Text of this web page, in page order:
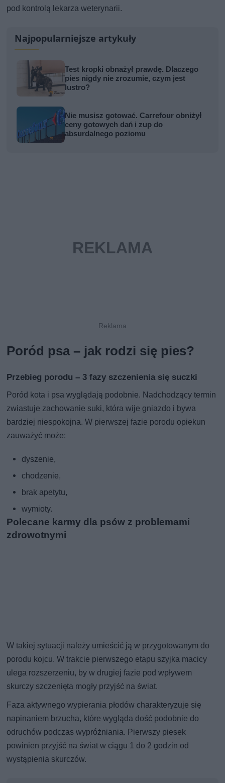
pod kontrolą lekarza weterynarii.
Najpopularniejsze artykuły
Test kropki obnażył prawdę. Dlaczego
pies nigdy nie zrozumie, czym jest
lustro?
Nie musisz gotować. Carrefour obniżył
ceny gotowych dań i zup do
absurdalnego poziomu
Poród psa – jak rodzi się pies?
Przebieg porodu – 3 fazy szczenienia się suczki
Poród kota i psa wyglądają podobnie. Nadchodzący termin
zwiastuje zachowanie suki, która wije gniazdo i bywa
bardziej niespokojna. W pierwszej fazie porodu opiekun
zauważyć może:
dyszenie,
chodzenie,
brak apetytu,
wymioty.
Polecane karmy dla psów z problemami
zdrowotnymi
W takiej sytuacji należy umieścić ją w przygotowanym do
porodu kojcu. W trakcie pierwszego etapu szyjka macicy
ulega rozszerzeniu, by w drugiej fazie pod wpływem
skurczy szczenięta mogły przyjść na świat.
Faza aktywnego wypierania płodów charakteryzuje się
napinaniem brzucha, które wygląda dość podobnie do
odruchów podczas wypróżniania. Pierwszy piesek
powinien przyjść na świat w ciągu 1 do 2 godzin od
wystąpienia skurczów.